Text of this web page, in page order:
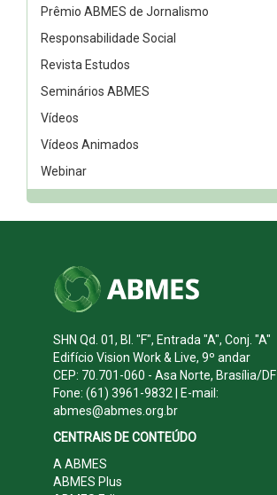
Prêmio ABMES de Jornalismo
Responsabilidade Social
Revista Estudos
Seminários ABMES
Vídeos
Vídeos Animados
Webinar
SHN Qd. 01, Bl. "F", Entrada "A", Conj. "A"
Edifício Vision Work & Live, 9º andar
CEP: 70.701-060 - Asa Norte, Brasília/DF
Fone: (61) 3961-9832 | E-mail:
abmes@abmes.org.br
CENTRAIS DE CONTEÚDO
A ABMES
ABMES Plus